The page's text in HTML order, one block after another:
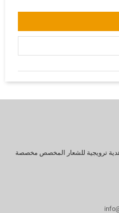
ترويجية للشعار المخصص مخصصة